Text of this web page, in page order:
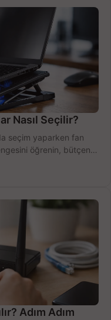
Nasıl Seçilir?
seçim yaparken fan
öğrenin, bütçenizi
Adım Adım